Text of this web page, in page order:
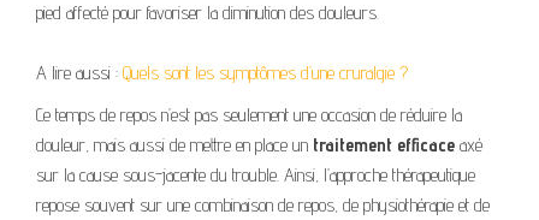
pied affecté pour favoriser la diminution des douleurs.
A lire aussi : Quels sont les symptômes d’une cruralgie ?
Ce temps de repos n’est pas seulement une occasion de réduire la
douleur, mais aussi de mettre en place un traitement efficace axé
sur la cause sous-jacente du trouble. Ainsi, l’approche thérapeutique
repose souvent sur une combinaison de repos, de physiothérapie et de